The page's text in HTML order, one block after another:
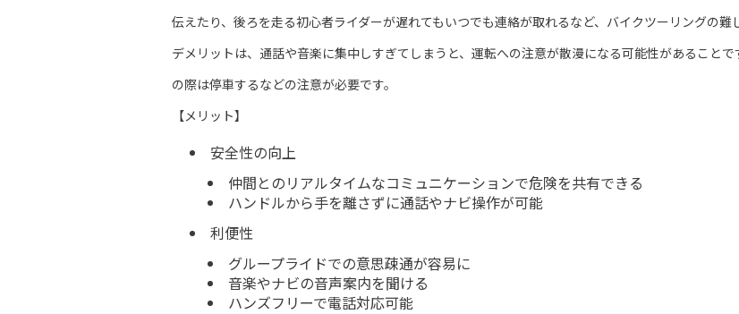
伝えたり、後ろを走る初心者ライダーが遅れてもいつでも連絡が取れるなど、バイクツーリングの難
デメリットは、通話や音楽に集中しすぎてしまうと、運転への注意が散漫になる可能性があること
の際は停車するなどの注意が必要です。
【メリット】
安全性の向上
仲間とのリアルタイムなコミュニケーションで危険を共有できる
ハンドルから手を離さずに通話やナビ操作が可能
利便性
グループライドでの意思疎通が容易に
音楽やナビの音声案内を聞ける
ハンズフリーで電話対応可能